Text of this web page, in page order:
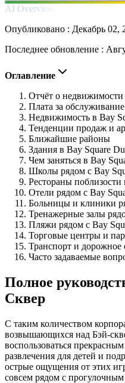
AI Overview
Опубликовано : Декабрь 02,
Последнее обновление :
Оглавление
Отчёт о недвижимости
Плата за
Недвижимость в Bay
Тенденции продаж и
Ближайшие районы
Здания в Bay Square
Чем заняться в Bay
Школы рядом с Bay
Рестораны поблизости
Отели рядом с Bay
Больницы и клиники
Тренажерные залы
Пляжи рядом с Bay
Торговые центры и
Транспорт и дорожное
Часто задаваемые
Полное
Сквер
С таким количеством
возвышающихся над Бэй-
воспользоваться
развлечения для детей и
острые ощущения от этих
совсем рядом с